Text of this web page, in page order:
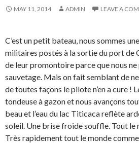
MAY 11, 2014 ADMIN LEAVE A
C’est un petit bateau, nous sommes
militaires postés à la sortie du port de
de leur promontoire parce que nous
sauvetage. Mais on fait semblant de
de toutes façons le pilote n’en a cure !
tondeuse à gazon et nous avançons
beau et l’eau du lac Titicaca reflète
soleil. Une brise froide souffle. Tout le
Très rapidement tout le monde